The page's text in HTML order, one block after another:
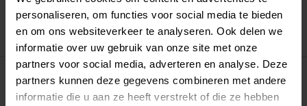
personaliseren, om functies voor social media te bieden
en om ons websiteverkeer te analyseren. Ook delen we
informatie over uw gebruik van onze site met onze
partners voor social media, adverteren en analyse. Deze
partners kunnen deze gegevens combineren met andere
informatie die u aan ze heeft verstrekt of die ze hebben
30 dagen retourrecht
PRODUCTBESCHRIJVING -
Siliconen bandje voor Garmin Venu 4 41mm. Omdat de band volledig van
siliconen is gemaakt, is hij bestand tegen alle vormen van vocht. Dit maakt hem